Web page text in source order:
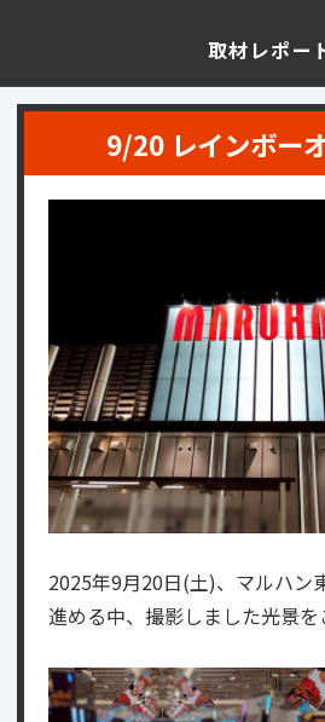
取材レポー
9/20 レインボー
2025年9月20日(土)、マルハン
進める中、撮影しました光景